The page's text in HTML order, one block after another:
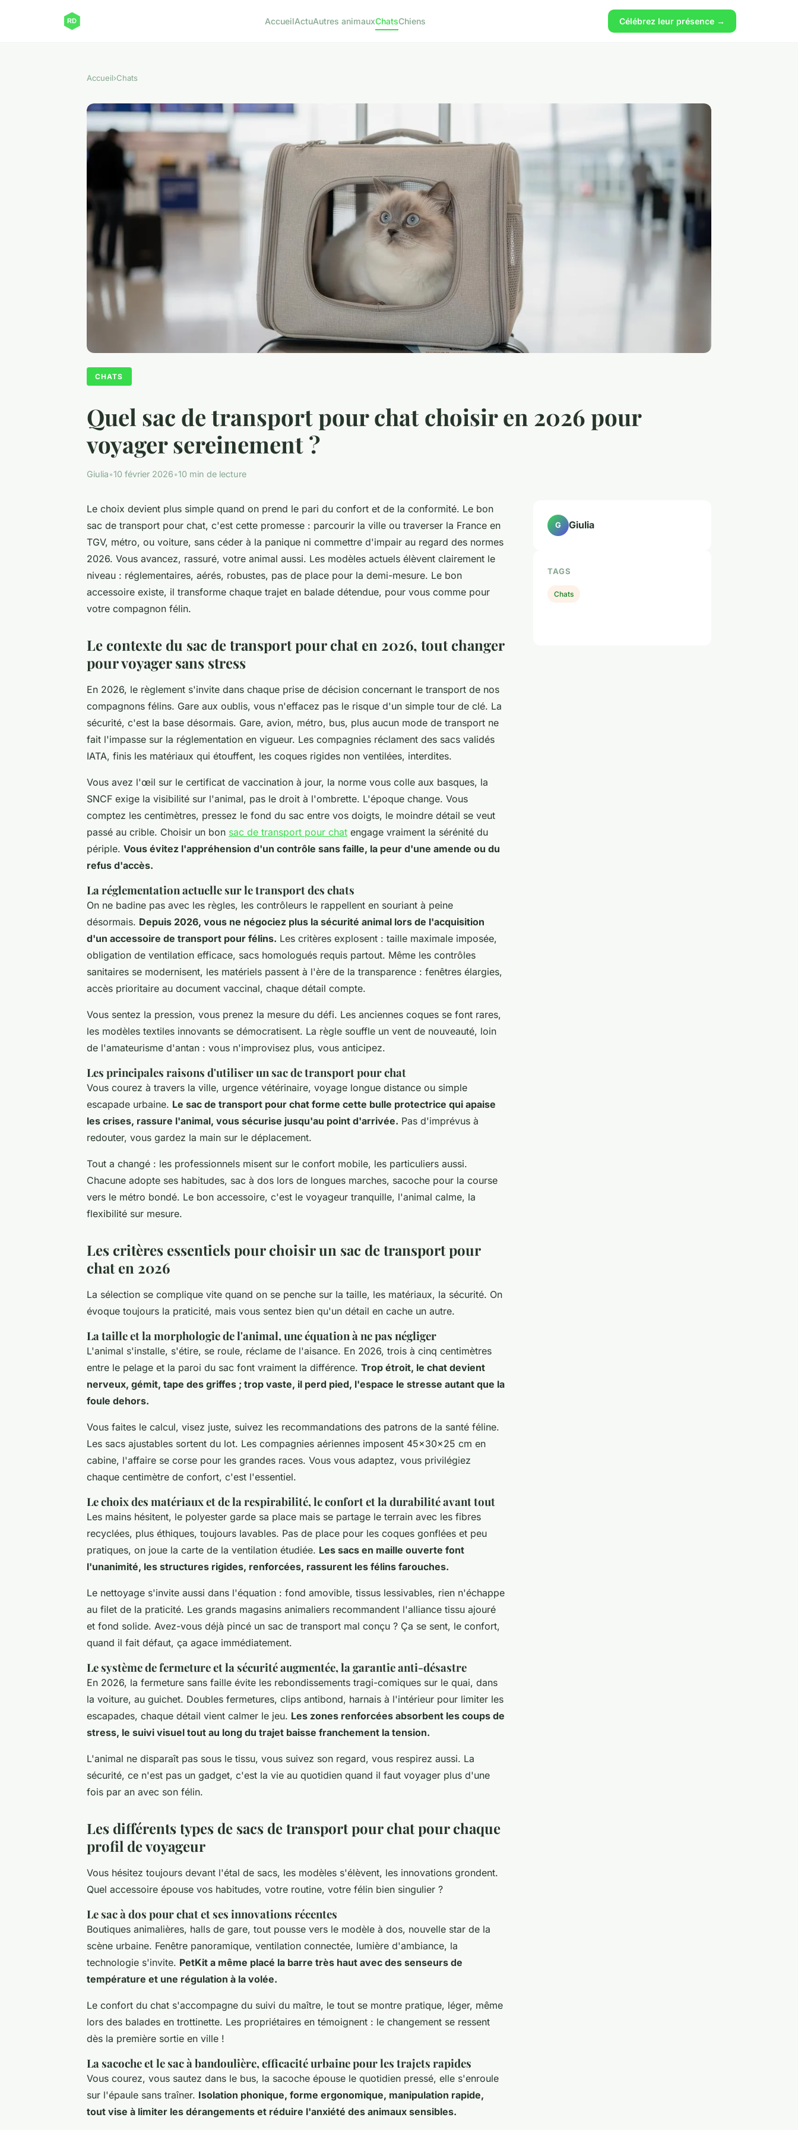
AccueilActuAutres animauxChatsChiens Célébrez leur présence →
Accueil›Chats
CHATS
Quel sac de transport pour chat choisir en 2026 pour
voyager sereinement ?
Giulia•10 février 2026•10 min de lecture
Le choix devient plus simple quand on prend le pari du confort et de la conformité. Le bon
sac de transport pour chat, c'est cette promesse : parcourir la ville ou traverser la France en
TGV, métro, ou voiture, sans céder à la panique ni commettre d'impair au regard des normes
2026. Vous avancez, rassuré, votre animal aussi. Les modèles actuels élèvent clairement le
niveau : réglementaires, aérés, robustes, pas de place pour la demi-mesure. Le bon
accessoire existe, il transforme chaque trajet en balade détendue, pour vous comme pour
votre compagnon félin.
Le contexte du sac de transport pour chat en 2026, tout changer
pour voyager sans stress
En 2026, le règlement s'invite dans chaque prise de décision concernant le transport de nos
compagnons félins. Gare aux oublis, vous n'effacez pas le risque d'un simple tour de clé. La
sécurité, c'est la base désormais. Gare, avion, métro, bus, plus aucun mode de transport ne
fait l'impasse sur la réglementation en vigueur. Les compagnies réclament des sacs validés
IATA, finis les matériaux qui étouffent, les coques rigides non ventilées, interdites.
Vous avez l'œil sur le certificat de vaccination à jour, la norme vous colle aux basques, la
SNCF exige la visibilité sur l'animal, pas le droit à l'ombrette. L'époque change. Vous
comptez les centimètres, pressez le fond du sac entre vos doigts, le moindre détail se veut
passé au crible. Choisir un bon sac de transport pour chat engage vraiment la sérénité du
périple. Vous évitez l'appréhension d'un contrôle sans faille, la peur d'une amende ou du
refus d'accès.
La réglementation actuelle sur le transport des chats
On ne badine pas avec les règles, les contrôleurs le rappellent en souriant à peine
désormais. Depuis 2026, vous ne négociez plus la sécurité animal lors de l'acquisition
d'un accessoire de transport pour félins. Les critères explosent : taille maximale imposée,
obligation de ventilation efficace, sacs homologués requis partout. Même les contrôles
sanitaires se modernisent, les matériels passent à l'ère de la transparence : fenêtres élargies,
accès prioritaire au document vaccinal, chaque détail compte.
Vous sentez la pression, vous prenez la mesure du défi. Les anciennes coques se font rares,
les modèles textiles innovants se démocratisent. La règle souffle un vent de nouveauté, loin
de l'amateurisme d'antan : vous n'improvisez plus, vous anticipez.
Les principales raisons d'utiliser un sac de transport pour chat
Vous courez à travers la ville, urgence vétérinaire, voyage longue distance ou simple
escapade urbaine. Le sac de transport pour chat forme cette bulle protectrice qui apaise
les crises, rassure l'animal, vous sécurise jusqu'au point d'arrivée. Pas d'imprévus à
redouter, vous gardez la main sur le déplacement.
Tout a changé : les professionnels misent sur le confort mobile, les particuliers aussi.
Chacune adopte ses habitudes, sac à dos lors de longues marches, sacoche pour la course
vers le métro bondé. Le bon accessoire, c'est le voyageur tranquille, l'animal calme, la
flexibilité sur mesure.
Les critères essentiels pour choisir un sac de transport pour
chat en 2026
La sélection se complique vite quand on se penche sur la taille, les matériaux, la sécurité. On
évoque toujours la praticité, mais vous sentez bien qu'un détail en cache un autre.
La taille et la morphologie de l'animal, une équation à ne pas négliger
L'animal s'installe, s'étire, se roule, réclame de l'aisance. En 2026, trois à cinq centimètres
entre le pelage et la paroi du sac font vraiment la différence. Trop étroit, le chat devient
nerveux, gémit, tape des griffes ; trop vaste, il perd pied, l'espace le stresse autant que la
foule dehors.
Vous faites le calcul, visez juste, suivez les recommandations des patrons de la santé féline.
Les sacs ajustables sortent du lot. Les compagnies aériennes imposent 45x30x25 cm en
cabine, l'affaire se corse pour les grandes races. Vous vous adaptez, vous privilégiez
chaque centimètre de confort, c'est l'essentiel.
Le choix des matériaux et de la respirabilité, le confort et la durabilité avant tout
Les mains hésitent, le polyester garde sa place mais se partage le terrain avec les fibres
recyclées, plus éthiques, toujours lavables. Pas de place pour les coques gonflées et peu
pratiques, on joue la carte de la ventilation étudiée. Les sacs en maille ouverte font
l'unanimité, les structures rigides, renforcées, rassurent les félins farouches.
Le nettoyage s'invite aussi dans l'équation : fond amovible, tissus lessivables, rien n'échappe
au filet de la praticité. Les grands magasins animaliers recommandent l'alliance tissu ajouré
et fond solide. Avez-vous déjà pincé un sac de transport mal conçu ? Ça se sent, le confort,
quand il fait défaut, ça agace immédiatement.
Le système de fermeture et la sécurité augmentée, la garantie anti-désastre
En 2026, la fermeture sans faille évite les rebondissements tragi-comiques sur le quai, dans
la voiture, au guichet. Doubles fermetures, clips antibond, harnais à l'intérieur pour limiter les
escapades, chaque détail vient calmer le jeu. Les zones renforcées absorbent les coups de
stress, le suivi visuel tout au long du trajet baisse franchement la tension.
L'animal ne disparaît pas sous le tissu, vous suivez son regard, vous respirez aussi. La
sécurité, ce n'est pas un gadget, c'est la vie au quotidien quand il faut voyager plus d'une
fois par an avec son félin.
Les différents types de sacs de transport pour chat pour chaque
profil de voyageur
Vous hésitez toujours devant l'étal de sacs, les modèles s'élèvent, les innovations grondent.
Quel accessoire épouse vos habitudes, votre routine, votre félin bien singulier ?
Le sac à dos pour chat et ses innovations récentes
Boutiques animalières, halls de gare, tout pousse vers le modèle à dos, nouvelle star de la
scène urbaine. Fenêtre panoramique, ventilation connectée, lumière d'ambiance, la
technologie s'invite. PetKit a même placé la barre très haut avec des senseurs de
température et une régulation à la volée.
Le confort du chat s'accompagne du suivi du maître, le tout se montre pratique, léger, même
lors des balades en trottinette. Les propriétaires en témoignent : le changement se ressent
dès la première sortie en ville !
La sacoche et le sac à bandoulière, efficacité urbaine pour les trajets rapides
Vous courez, vous sautez dans le bus, la sacoche épouse le quotidien pressé, elle s'enroule
sur l'épaule sans traîner. Isolation phonique, forme ergonomique, manipulation rapide,
tout vise à limiter les dérangements et réduire l'anxiété des animaux sensibles.
G Giulia
TAGS
Chats